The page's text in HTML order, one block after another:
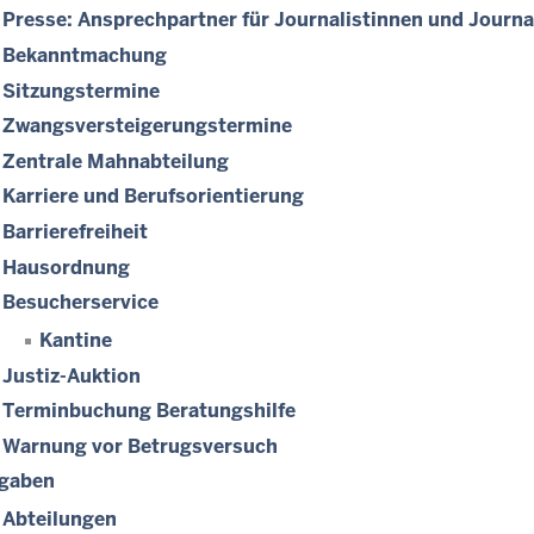
Presse: Ansprechpartner für Journalistinnen und
Bekanntmachung
Sitzungstermine
Zwangsversteigerungs­termine
Zentrale Mahnabteilung
Karriere und Berufsorientierung
Barrierefreiheit
Hausordnung
Besucherservice
Kantine
Justiz-Auktion
Terminbuchung Beratungshilfe
Warnung vor Betrugsversuch
Abteilungen